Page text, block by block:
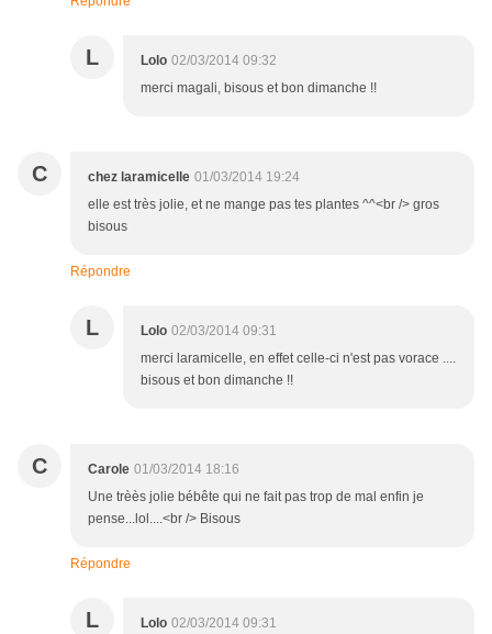
L Lolo 02/03/2014 09:32
merci magali, bisous et bon dimanche !!
C chez laramicelle 01/03/2014 19:24
elle est très jolie, et ne mange pas tes plantes ^^<br /> gros
bisous
Répondre
L Lolo 02/03/2014 09:31
merci laramicelle, en effet celle-ci n'est pas vorace ....
bisous et bon dimanche !!
C Carole 01/03/2014 18:16
Une trèès jolie bébête qui ne fait pas trop de mal enfin je
pense...lol....<br /> Bisous
Répondre
L Lolo 02/03/2014 09:31